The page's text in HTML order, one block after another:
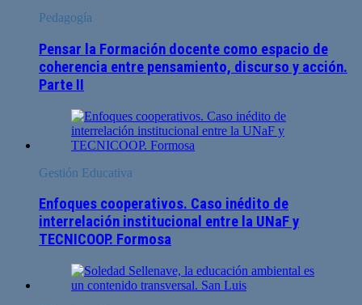
Pedagogía
Pensar la Formación docente como espacio de
coherencia entre pensamiento, discurso y acción.
Parte II
Gestión Educativa
Enfoques cooperativos. Caso inédito de
interrelación institucional entre la UNaF y
TECNICOOP. Formosa